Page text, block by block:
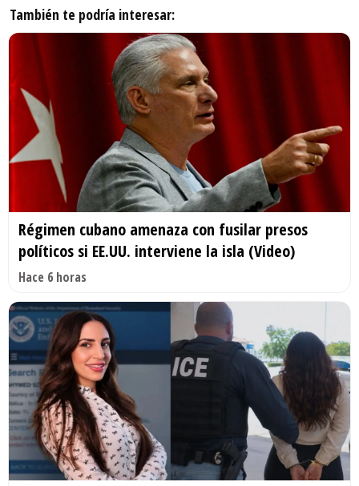
También te podría interesar:
Régimen cubano amenaza con fusilar presos
políticos si EE.UU. interviene la isla (Video)
Hace 6 horas